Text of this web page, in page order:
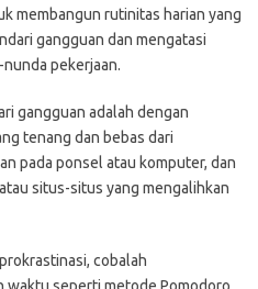
membangun rutinitas harian yang
gangguan dan mengatasi
pekerjaan.
gangguan adalah dengan
tenang dan bebas dari
pada ponsel atau komputer, dan
situs-situs yang mengalihkan
cobalah